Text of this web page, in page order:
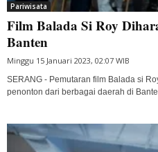
Pariwisata
Film Balada Si Roy
Banten
Minggu 15 Januari 2023, 02:07 WIB
SERANG - Pemutaran film Balada si
penonton dari berbagai daerah di